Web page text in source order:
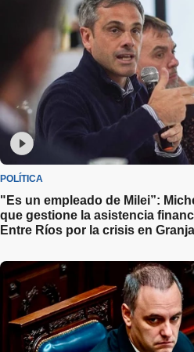
POLÍTICA
"Es un empleado de Milei”:
que gestione la asistencia
Entre Ríos por la crisis en